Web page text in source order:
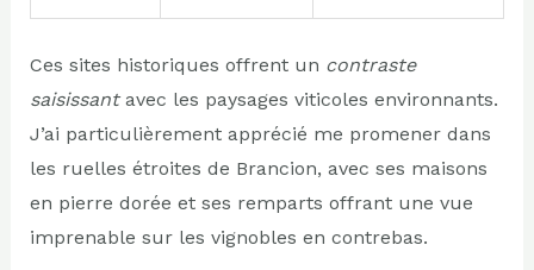
Ces sites historiques offrent un contraste
saisissantavec les paysages viticoles environnants.
J’ai particulièrement apprécié me promener dans
les ruelles étroites de Brancion, avec ses maisons
en pierre dorée et ses remparts offrant une vue
imprenable sur les vignobles en contrebas.